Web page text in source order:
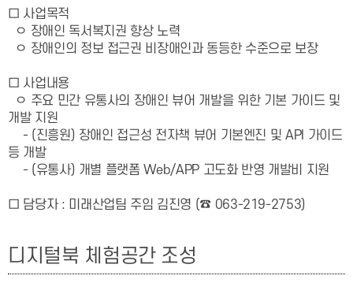
□ 사업목적
ㅇ 장애인 독서복지권 향상 노력
ㅇ 장애인의 정보 접근권 비장애인과 동등한 수준으로 보장
□ 사업내용
ㅇ 주요 민간 유통사의 장애인 뷰어 개발을 위한 기본 가이드 및
개발 지원
- (진흥원) 장애인 접근성 전자책 뷰어 기본엔진 및 API 가이드
등 개발
- (유통사) 개별 플랫폼 Web/APP 고도화 반영 개발비 지원
□ 담당자: 미래산업팀 주임 김진영 (☎ 063-219-2753)
디지털북 체험공간 조성